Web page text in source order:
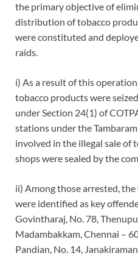
the primary objective of
distribution of tobacco
were constituted and
raids.
i) As a result of this
tobacco productswere
underSection 24(1) of
stations under the
involved in the illegal sale of
shops were sealed by the
ii) Among those arrested,
were identified as key
Govintharaj, No. 78,
Madambakkam, Chennai –
Pandian, No. 14,